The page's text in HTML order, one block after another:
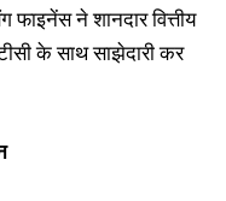
ने शानदार वित्तीय
के साथ साझेदारी कर